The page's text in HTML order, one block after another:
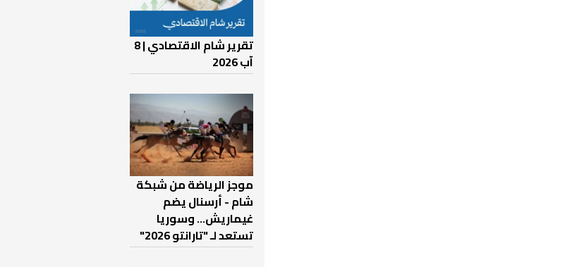
تقرير شام الاقتصادي | 8
آب 2026
موجز الرياضة من شبكة
شام - أرسنال يضم
غيماريش... وسوريا
تستعد لـ "تارانتو 2026"